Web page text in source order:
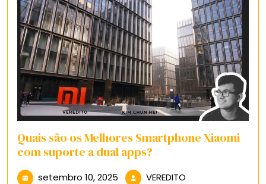
Quais são os Melhores Smartphone Xiaomi
com suporte a dual apps?
setembro 10, 2025 setembroVEREDITO